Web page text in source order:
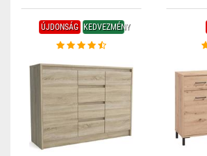
ÚJDONSÁG KEDVEZMÉNY